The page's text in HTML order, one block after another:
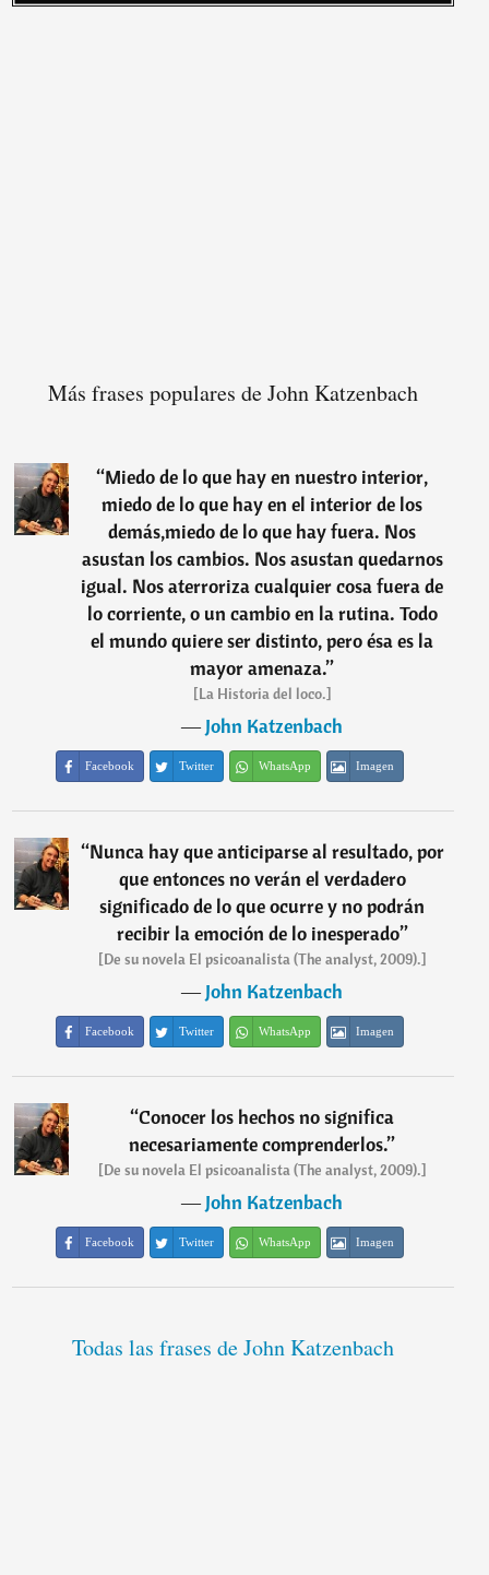
Más frases populares de John Katzenbach
“Miedo de lo que hay en nuestro interior,
miedo de lo que hay en el interior de los
demás,miedo de lo que hay fuera. Nos
asustan los cambios. Nos asustan quedarnos
igual. Nos aterroriza cualquier cosa fuera de
lo corriente, o un cambio en la rutina. Todo
el mundo quiere ser distinto, pero ésa es la
mayor amenaza.”
[La Historia del loco.]
―John Katzenbach
Facebook Twitter WhatsApp Imagen
“Nunca hay que anticiparse al resultado, por
que entonces no verán el verdadero
significado de lo que ocurre y no podrán
recibir la emoción de lo inesperado”
[De su novela El psicoanalista (The analyst, 2009).]
―John Katzenbach
Facebook Twitter WhatsApp Imagen
“Conocer los hechos no significa
necesariamente comprenderlos.”
[De su novela El psicoanalista (The analyst, 2009).]
―John Katzenbach
Facebook Twitter WhatsApp Imagen
Todas las frases de John Katzenbach